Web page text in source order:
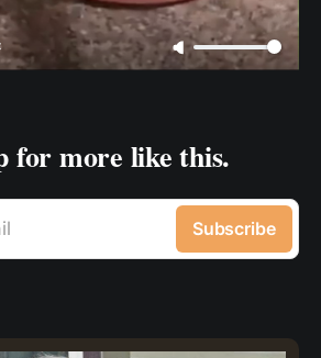
for more like this.
Subscribe